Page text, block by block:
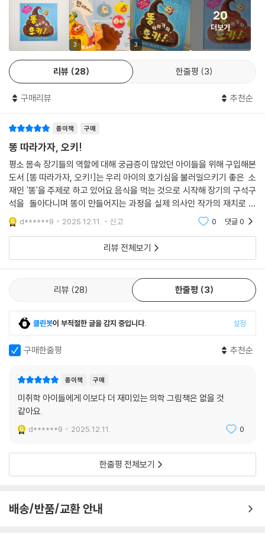
구들에게 이보다 재미난 소화 여행은 없을 거예요.
다양한 장기에서 함께 신나게 놀다가, 영양분이 되기까지 오키와 친구들의
만남과 이별에는 즐거움, 두려움, 슬픔이 녹아 있어요. 오키의 여행이 마냥
두렵고 슬프지 않도록 용기와 힘을 북돋워 주는 친구도 있답니다. 여행 내
내 오키와 친구들이 나누는 왁자지껄한 대화도 놓치지 마세요. 과학적인
소화 지식과 주인공의 여정을 끝까지 보게 하는 용기가 어우러져 있어 어
린이들의 머리와 마음을 충만하게 채워 줍니다.
몸속 장기의 소화 과정을 자세히 볼 수 없을까?
애니메이션처럼 생생하게 보여 주는 우리 몸의 그림
보이지 않는 몸속 장기들에서 음식은 어떻게 소화될까요?
호기심 많은 어린이들과 실감 나는 소화 교육을 고민하는 부모님들. 선생
님들을 위해 『똥 따라가자, 오키!』가 우리 몸의 신비를 한눈에 알 수 있도록
풍부한 볼거리를 준비했습니다.
씹고 삼켜서 몸에 필요한 양분을 흡수하고 똥이 되는 과정을 32쪽에 걸쳐
생생한 그림으로 묘사합니다. 한 편의 애니메이션처럼 유쾌하게 그려지는
오키와 음식 친구들의 소화 이야기가 어린이들의 눈을 사로잡을 거예요.
몸 구석구석에서 여러 장기를 타고 노는 오키의 통통 튀는 여정은 기발한
상상력이 만드는 뻔하지 않은 구도의 그림 덕분에 더욱 즐거워집니다.
3 3
20
더보기
리뷰 28 한줄평 3
구매리뷰 추천순
종이책 구매
똥 따라가자, 오키!
평소 몸속 장기들의 역할에 대해 궁금증이 많았던 아이들을 위해 구입해본
도서 [똥 따라가자, 오키!]는 우리 아이의 호기심을 불러일으키기 좋은 소
재인 '똥'을 주제로 하고 있어요.음식을 먹는 것으로 시작해 장기의 구석구
석을 돌아다니며 똥이 만들어지는 과정을 실제 의사인 작가의 재치로 재
미있고 어렵지 않게 설명하고 있어 엄마가 함께 읽어주며 같이 학습하는
기분이 들었답
d******9 2025.12.11. 신고 0 댓글0
리뷰 전체보기
리뷰 28 한줄평 3
클린봇이 부적절한 글을 감지 중입니다. 설정
구매한줄평 추천순
종이책 구매
미취학 아이들에게 이보다 더 재미있는 의학 그림책은 없을 것
같아요.
d******9 2025.12.11. 0
한줄평 전체보기
배송/반품/교환 안내